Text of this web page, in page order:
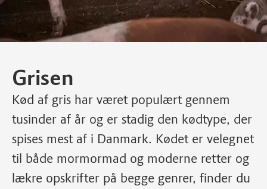
Grisen
Kød af gris har været populært gennem
tusinder af år og er stadig den kødtype, der
spises mest af i Danmark. Kødet er velegnet
til både mormormad og moderne retter og
lækre opskrifter på begge genrer, finder du